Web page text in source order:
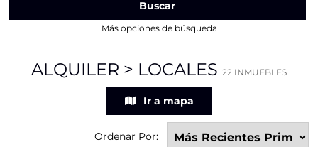
Buscar
Más opciones de búsqueda
ALQUILER > LOCALES 22 INMUEBLES
Ir a mapa
Ordenar Por: